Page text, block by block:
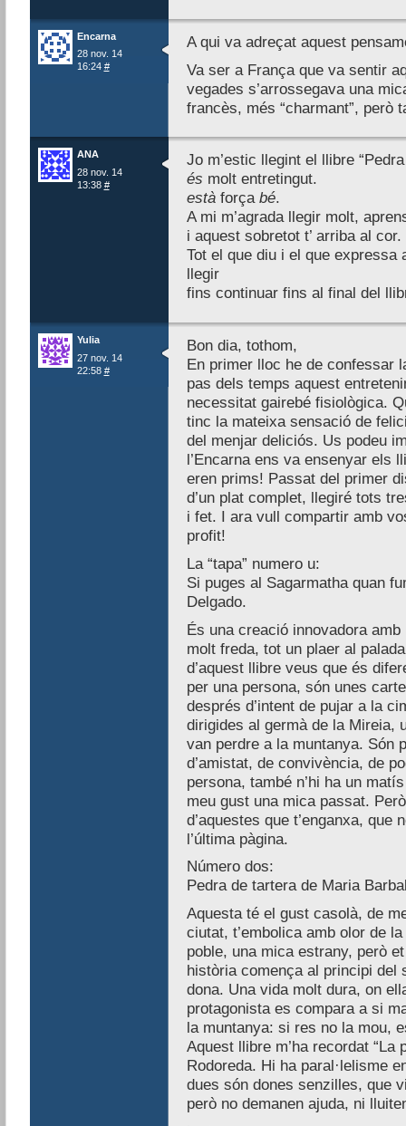
Encarna
28 nov. 14
16:24 #
A qui va adreçat aquest
Va ser a França que va sentir
vegades s’arrossegava una
francès, més “charmant”, però
ANA
28 nov. 14
13:38 #
Jo m’estic llegint el llibre
és molt entretingut.
estàforça bé.
A mi m’agrada llegir molt,
i aquest sobretot t’ arriba al cor.
Tot el que diu i el que expressa
llegir
fins continuar fins al final del
Yulia
27 nov. 14
22:58 #
Bon dia, tothom,
En primer lloc he de confessar
pas dels temps aquest
necessitat gairebé fisiològica.
tinc la mateixa sensació de
del menjar deliciós. Us podeu
l’Encarna ens va ensenyar els
eren prims! Passat del primer
d’un plat complet, llegiré tots
i fet. I ara vull compartir amb
profit!
La “tapa” numero u:
Si puges al Sagarmatha quan
Delgado.
És una creació innovadora
molt freda, tot un plaer al
d’aquest llibre veus que és
per una persona, són unes
després d’intent de pujar a la
dirigides al germà de la Mireia,
van perdre a la muntanya. Són
d’amistat, de convivència, de
persona, també n’hi ha un
meu gust una mica passat.
d’aquestes que t’enganxa,
l’última pàgina.
Número dos:
Pedra de tartera de Maria
Aquesta té el gust casolà, de
ciutat, t’embolica amb olor de
poble, una mica estrany, però
història comença al principi del
dona. Una vida molt dura, on
protagonista es compara a si
la muntanya: si res no la mou,
Aquest llibre m’ha recordat “La
Rodoreda. Hi ha paral·lelisme
dues són dones senzilles, que
però no demanen ajuda, ni